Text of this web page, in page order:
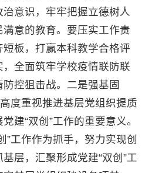
意识，牢牢把握立德树人
意的教育。要压实工作责
板，打赢本科教学合格评
全面筑牢学校疫情联防联
控狙击战。二是强基固
度重视推进基层党组织提质
建“双创”工作的重要意义。
”工作作为抓手，努力实现创
层，汇聚形成党建“双创”工